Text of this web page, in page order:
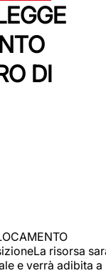
DI
risorsa
e verrà adibita a